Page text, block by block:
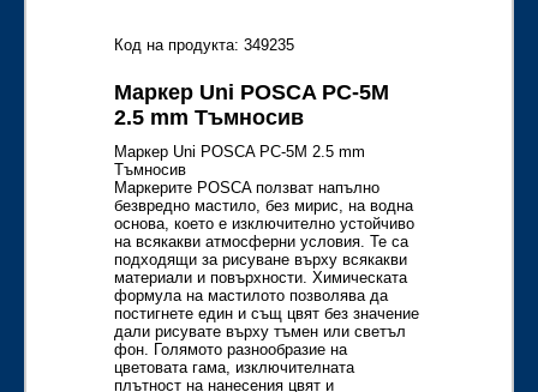
Код на продукта: 349235
Маркер Uni POSCA PC-5M
2.5 mm Тъмносив
Маркер Uni POSCA PC-5M 2.5 mm
Тъмносив
Маркерите POSCA ползват напълно
безвредно мастило, без мирис, на водна
основа, което е изключително устойчиво
на всякакви атмосферни условия. Те са
подходящи за рисуване върху всякакви
материали и повърхности. Химическата
формула на мастилото позволява да
постигнете един и същ цвят без значение
дали рисувате върху тъмен или светъл
фон. Голямото разнообразие на
цветовата гама, изключителната
плътност на нанесения цвят и